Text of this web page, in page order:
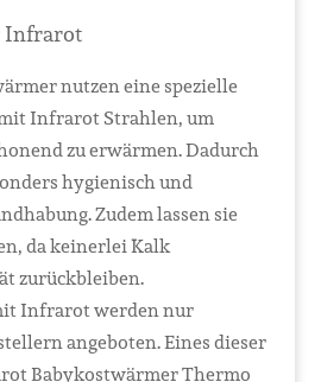
Infrarot
nutzen eine spezielle
Infrarot Strahlen, um
zu erwärmen. Dadurch
hygienisch und
Zudem lassen sie
da keinerlei Kalk
zurückbleiben.
Infrarot werden nur
angeboten. Eines dieser
Babykostwärmer Thermo